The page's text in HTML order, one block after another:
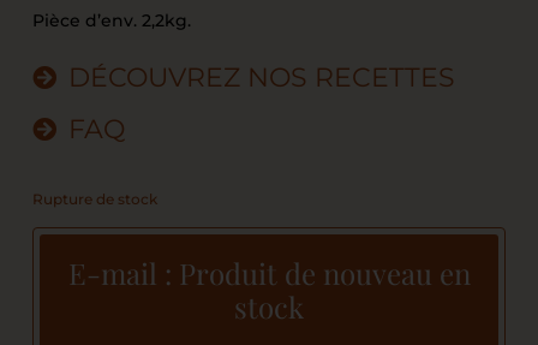
Pièce d’env. 2,2kg.
DÉCOUVREZ NOS RECETTES
FAQ
Rupture de stock
E-mail : Produit de nouveau en
stock